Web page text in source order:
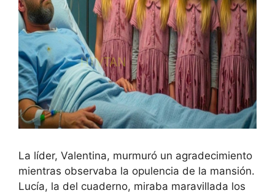
La líder, Valentina, murmuró un agradecimiento
mientras observaba la opulencia de la mansión.
Lucía, la del cuaderno, miraba maravillada los